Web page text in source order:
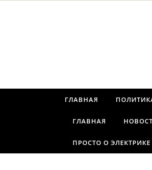
ГЛАВНАЯ
ГЛАВНАЯ
ПРОСТО О ЭЛЕКТРИКЕ